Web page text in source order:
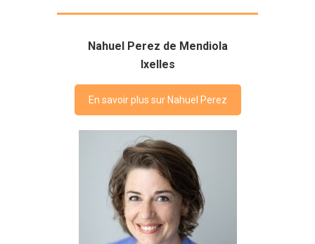
Nahuel Perez de Mendiola
Ixelles
En savoir plus sur Nahuel Perez